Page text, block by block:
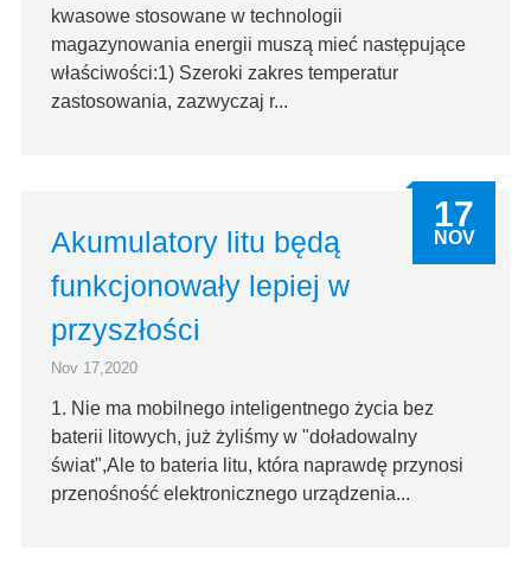
kwasowe stosowane w technologii
magazynowania energii muszą mieć następujące
właściwości:1) Szeroki zakres temperatur
zastosowania, zazwyczaj r...
Akumulatory litu będą
funkcjonowały lepiej w
przyszłości
Nov 17,2020
1. Nie ma mobilnego inteligentnego życia bez
baterii litowych, już żyliśmy w "doładowalny
świat",Ale to bateria litu, która naprawdę przynosi
przenośność elektronicznego urządzenia...
17
NOV